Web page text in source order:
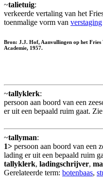
~talietuig:
verkeerde vertaling van het
toenmalige vorm van verstaging
Bron: J.J. Hof, Aanvullingen op het Fries
Academie, 1957.
~tallyklerk:
persoon aan boord van een
er uit een bepaald ruim gaat.
~tallyman:
1> persoon aan boord van een
lading er uit een bepaald ruim
tallyklerk, ladingschrijver,
Gerelateerde term: botenbaas,